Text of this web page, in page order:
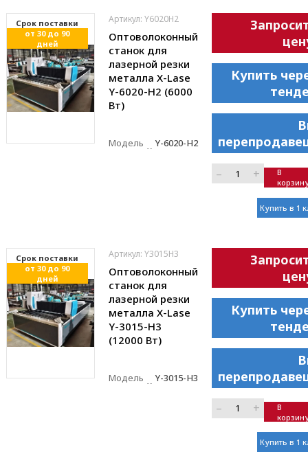
Cрок поставки
от 30 до 90
дней
Артикул: Y6020H2
Оптоволоконный
станок для
лазерной резки
металла X-Lase
Y-6020-H2 (6000
Вт)
Модель Y-6020-H2
Купить
– +
В
Купить в 1
Cрок поставки
от 30 до 90
дней
Артикул: Y3015H3
Оптоволоконный
станок для
лазерной резки
металла X-Lase
Y-3015-H3
(12000 Вт)
Модель Y-3015-H3
Купить
– +
В
Купить в 1